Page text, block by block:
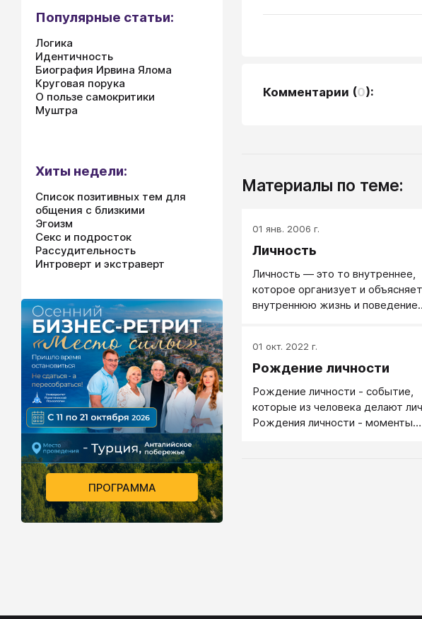
Комментарии (0):
Материалы по теме:
01 янв. 2006 г.
Личность
Личность — это то внутреннее,
которое организует и объясняет
внутреннюю жизнь и поведение
01 окт. 2022 г.
Рождение личности
Рождение личности - событие,
которые из человека делают
Рождения личности - моменты
Популярные статьи:
Логика
Идентичность
Биография Ирвина Ялома
Круговая порука
О пользе самокритики
Муштра
Хиты недели:
Список позитивных тем для
общения с близкими
Эгоизм
Секс и подросток
Рассудительность
Интроверт и экстраверт
ПРОГРАММА